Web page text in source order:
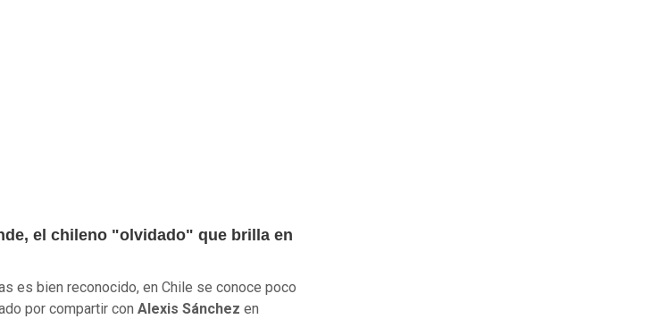
el chileno "olvidado" que brilla en
es bien reconocido, en Chile se conoce poco
por compartir con Alexis Sánchez en